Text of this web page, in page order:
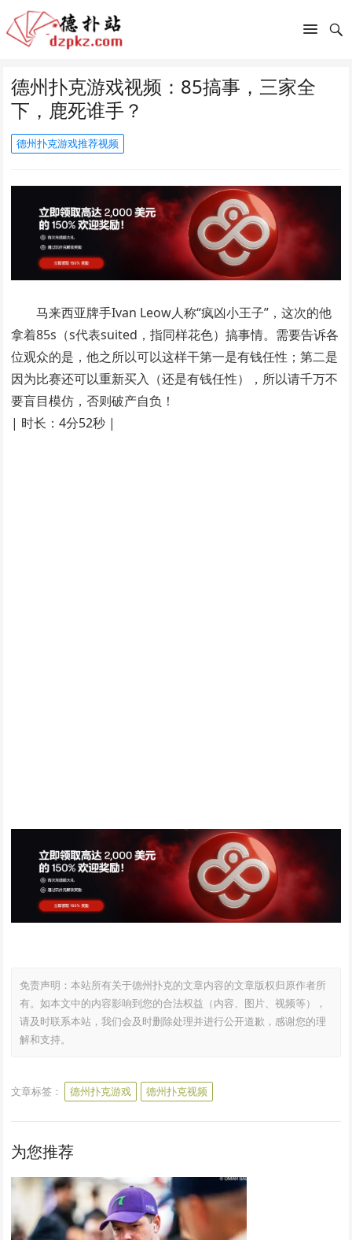
德州扑克游戏视频：85搞事，三家全
下，鹿死谁手？
德州扑克游戏推荐视频
马来西亚牌手Ivan Leow人称“疯凶小王子”，这次的他
拿着85s（s代表suited，指同样花色）搞事情。需要告诉各
位观众的是，他之所以可以这样干第一是有钱任性；第二是
因为比赛还可以重新买入（还是有钱任性），所以请千万不
要盲目模仿，否则破产自负！
| 时长：4分52秒 |
免责声明：本站所有关于德州扑克的文章内容的文章版权归原作者所
有。如本文中的内容影响到您的合法权益（内容、图片、视频等），
请及时联系本站，我们会及时删除处理并进行公开道歉，感谢您的理
解和支持。
文章标签： 德州扑克游戏 德州扑克视频
为您推荐